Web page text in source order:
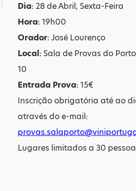
Dia: 28 de Abril, Sexta-Feira
Hora: 19h00
Orador: José Lourenço
Local: Sala de Provas do
10
Entrada Prova: 15€
Inscrição obrigatória até ao
através do e-mail:
Lugares limitados a 30